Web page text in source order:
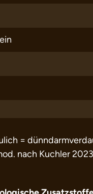
=
nach Kuchler 2023